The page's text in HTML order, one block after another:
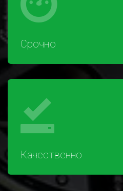
Срочно
Качественно